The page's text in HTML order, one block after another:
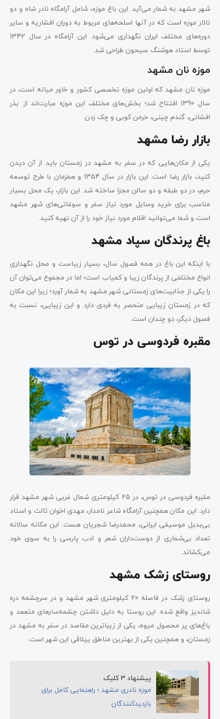
شهر مشهد به شمار می‌آید. این باغ موزه، شامل آرامگاه نادر شاه و دو
تالار موزه است که در آنها اسلحه‌های مربوط به دوران افشاریه و سایر
دوره‌های مختلف ایران نگهداری می‌شود. این آرامگاه در سال 1342
توسط استاد هوشنگ سیحون طراحی شد.
موزه نان مشهد
موزه نان مشهد که اولین موزه تخصصی کشور و خاور میانه است، در
سال 1390 افتتاح شد؛ بخش‌های مختلف این موزه عبارت‌اند از: بذر
افشانی، گندم چینی، خرمن کوبی و چک زدن.
بازار رضا مشهد
یکی از مکان‌هایی که در سفر به مشهد در زمستان باید از آن دیدن
کنید، بازار رضا است. این بازار در سال 1354 و همزمان با طرح توسعه
حرم، در دو طبقه و دو سالن مجزا ساخته شد. این بازار، یک محل بسیار
مناسب برای خرید وسایل مورد نیاز سفر و سوغاتی‌های شهر مشهد
است و شما می‌توانید اقلام مورد نیاز خود را از آن تهیه کنید.
باغ پرندگان سپاد مشهد
با اینکه این باغ در همه فصول سال، بسیار زیباست و محل نگهداری
انواع مختلفی از پرندگان زیبا و کمیاب است؛ اما در مجموع می‌توان آن
را یکی از جذابیت‌های زمستانی شهر مشهد به شمار آورد؛ زیرا این مکان
که در زمستان زیبایی منحصر به فردی دارد و این زیبایی، نسبت به
فصول دیگر، دو چندان است.
مقبره فردوسی در توس
مقبره فردوسی در توس، در 25 کیلومتری شمال غربی شهر مشهد قرار
دارد. این مکان همچنین آرامگاه شاعر نامدار، مهدی اخوان ثالث و استاد
بی‌بدیل موسیقی ایرانی، محمدرضا شجریان هست. این مکانه سالانه
تعداد بی‌شماری از دوست‌داران شعر و ادب پارسی را به سوی خود
می‌کشاند.
روستای زشک مشهد
روستای زشک در فاصله 20 کیلومتری شهر مشهد و در سرچشمه دره
شاندیز واقع شده. این روستا به دلیل داشتن چشمه‌سارهای متععد و
باغ‌های پر محصول میوه، یکی از زیباترین مقاصد در سفر به مشهد در
زمستان، و همچنین یکی از بهترین مناطق ییلاقی این شهر است.
پیشنهاد 3 کلیک
موزه نادری مشهد ؛ راهنمایی کامل برای
بازدیدکنندگان